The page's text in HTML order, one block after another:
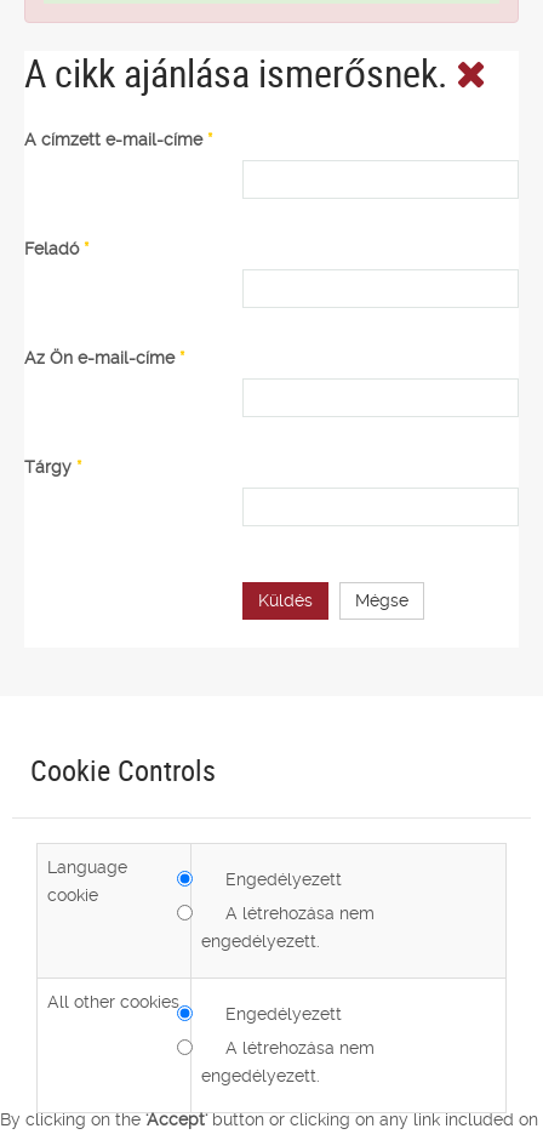
A cikk ajánlása ismerősnek.
A címzett e-mail-címe*
Feladó*
Az Ön e-mail-címe*
Tárgy *
Küldés Mégse
By clicking on the'Accept'button or clicking on any link included on
Cookie Controls
Language
cookie
Engedélyezett
A létrehozása nem
engedélyezett.
All other cookies
Engedélyezett
A létrehozása nem
engedélyezett.